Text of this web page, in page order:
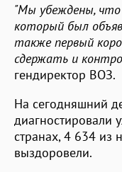
"Мы убеждены, что
который был
также первый
сдержать и
гендиректор ВОЗ.
На сегодняшний
диагностировали
странах, 4 634 из
выздоровели.